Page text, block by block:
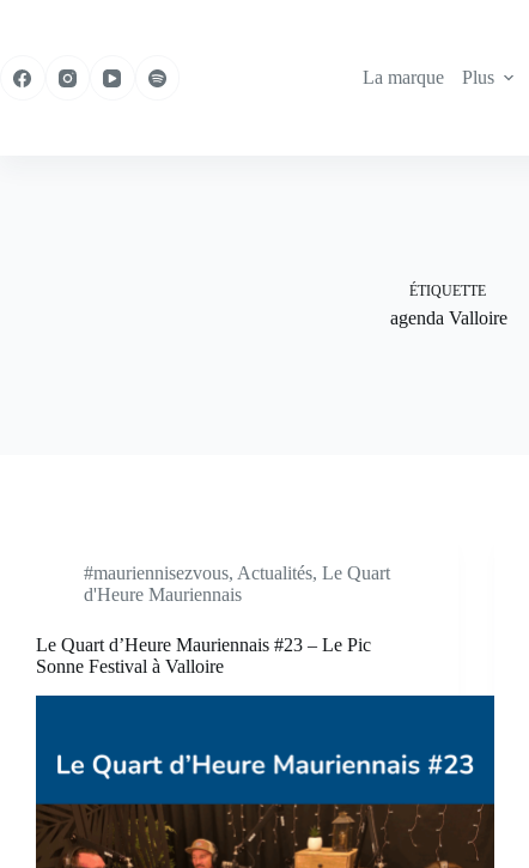
La marque
Plus
ÉTIQUETTE
agenda Valloire
#mauriennisezvous, Actualités, Le Quart
d'Heure Mauriennais
Le Quart d’Heure Mauriennais #23 – Le Pic
Sonne Festival à Valloire